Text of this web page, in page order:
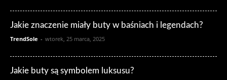
Jakie znaczenie miały buty w baśniach i legendach?
TrendSole - wtorek, 25 marca, 2025
Jakie buty są symbolem luksusu?